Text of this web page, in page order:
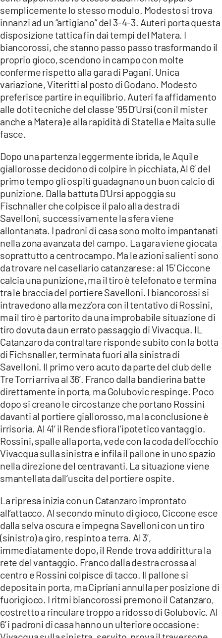
semplicemente lo stesso modulo. Modesto si trova
innanzi ad un “artigiano” del 3-4-3. Auteri porta questa
disposizione tattica fin dai tempi del Matera. I
biancorossi, che stanno passo passo trasformando il
proprio gioco, scendono in campo con molte
conferme rispetto alla gara di Pagani. Unica
variazione, Viteritti al posto di Godano. Modesto
preferisce partire in equilibrio. Auteri fa affidamento
alle doti tecniche del classe ’95 D’Ursi (con il mister
anche a Matera) e alla rapidità di Statella e Maita sulle
fasce.
Dopo una partenza leggermente ibrida, le Aquile
giallorosse decidono di colpire in picchiata, Al 6’ del
primo tempo gli ospiti guadagnano un buon calcio di
punizione. Dalla battuta D’Ursi appoggia su
Fischnaller che colpisce il palo alla destra di
Savelloni, successivamente la sfera viene
allontanata. I padroni di casa sono molto impantanati
nella zona avanzata del campo. La gara viene giocata
soprattutto a centrocampo. Ma le azioni salienti sono
da trovare nel casellario catanzarese: al 15’ Ciccone
calcia una punizione, ma il tiro è telefonato e termina
tra le braccia del portiere Savelloni. I biancorossi si
intravedono alla mezz’ora con il tentativo di Rossini,
ma il tiro è partorito da una improbabile situazione di
tiro dovuta da un errato passaggio di Vivacqua. IL
Catanzaro da contraltare risponde subito con la botta
di Fichsnaller, terminata fuori alla sinistra di
Savelloni. Il primo vero acuto da parte del club delle
Tre Torri arriva al 36’. Franco dalla bandierina batte
direttamente in porta, ma Golubovic respinge. Poco
dopo si creano le circostanze che portano Rossini
davanti al portiere giallorosso, ma la conclusione è
irrisoria. Al 41’ il Rende sfiora l’ipotetico vantaggio.
Rossini, spalle alla porta, vede con la coda dell’occhio
Vivacqua sulla sinistra e infila il pallone in uno spazio
nella direzione del centravanti. La situazione viene
smantellata dall’uscita del portiere ospite.
La ripresa inizia con un Catanzaro improntato
all’attacco. Al secondo minuto di gioco, Ciccone esce
dalla selva oscura e impegna Savelloni con un tiro
(sinistro) a giro, respinto a terra. Al 3’,
immediatamente dopo, il Rende trova addirittura la
rete del vantaggio. Franco dalla destra crossa al
centro e Rossini colpisce di tacco. Il pallone si
deposita in porta, ma Cipriani annulla per posizione di
fuorigioco. I ritmi biancorossi premono il Catanzaro,
costretto a rinculare troppo a ridosso di Golubovic. Al
6’ i padroni di casa hanno un ulteriore occasione: